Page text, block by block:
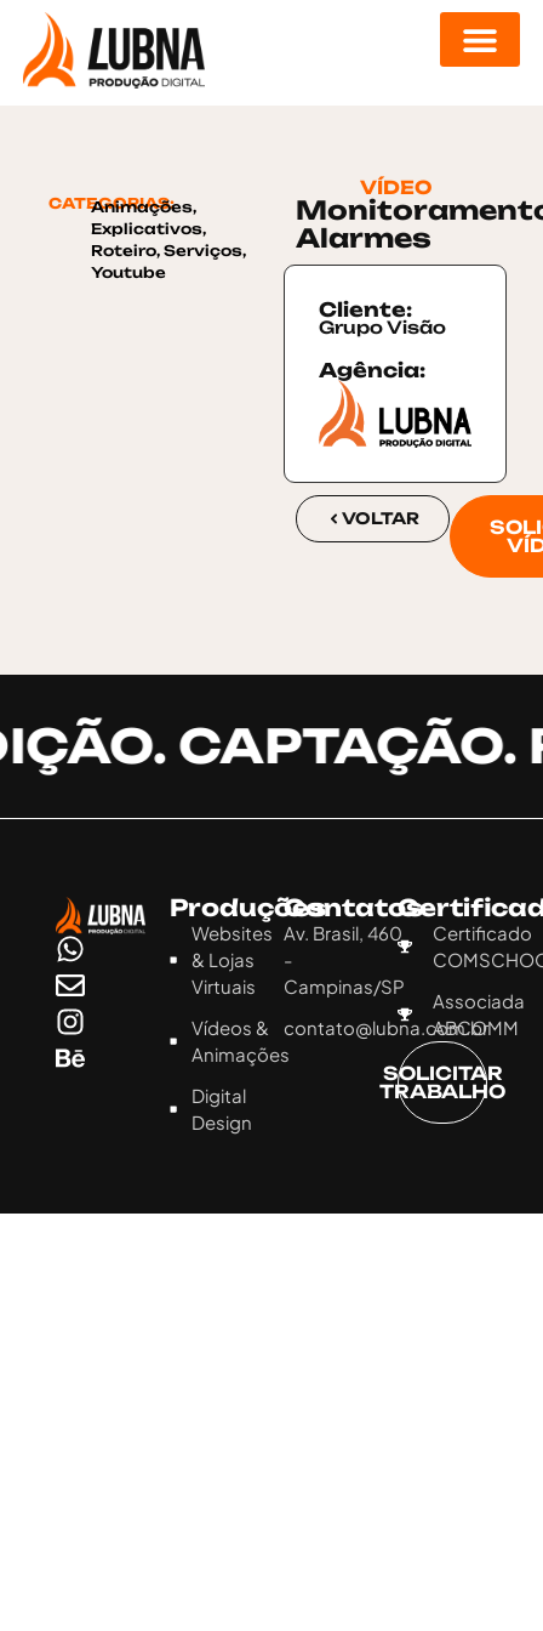
CATEGORIAS:
Animações,
Explicativos,
Roteiro,Serviços,
Youtube
VÍDEO
Alarmes
Cliente:
Grupo Visão
Agência:
VOLTAR
CAPTAÇÃO.
Produções
Websites
& Lojas
Virtuais
Vídeos &
Animações
Digital
Design
Contatos
Av. Brasil, 460
-
Campinas/SP
contato@lubna.com.br
Certificado
Associada
ABCOMM
SOLICITAR
TRABALHO